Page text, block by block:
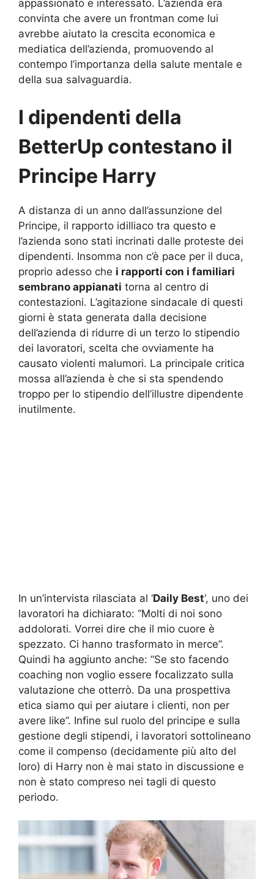
appassionato e interessato. L’azienda era
convinta che avere un frontman come lui
avrebbe aiutato la crescita economica e
mediatica dell’azienda, promuovendo al
contempo l’importanza della salute mentale e
della sua salvaguardia.
I dipendenti della
BetterUp contestano il
Principe Harry
A distanza di un anno dall’assunzione del
Principe, il rapporto idilliaco tra questo e
l’azienda sono stati incrinati dalle proteste dei
dipendenti. Insomma non c’è pace per il duca,
proprio adesso che i rapporti con i familiari
sembrano appianati torna al centro di
contestazioni. L’agitazione sindacale di questi
giorni è stata generata dalla decisione
dell’azienda di ridurre di un terzo lo stipendio
dei lavoratori, scelta che ovviamente ha
causato violenti malumori. La principale critica
mossa all’azienda è che si sta spendendo
troppo per lo stipendio dell’illustre dipendente
inutilmente.
In un’intervista rilasciata al ‘Daily Best‘, uno dei
lavoratori ha dichiarato: “Molti di noi sono
addolorati. Vorrei dire che il mio cuore è
spezzato. Ci hanno trasformato in merce”.
Quindi ha aggiunto anche: “Se sto facendo
coaching non voglio essere focalizzato sulla
valutazione che otterrò. Da una prospettiva
etica siamo qui per aiutare i clienti, non per
avere like”. Infine sul ruolo del principe e sulla
gestione degli stipendi, i lavoratori sottolineano
come il compenso (decidamente più alto del
loro) di Harry non è mai stato in discussione e
non è stato compreso nei tagli di questo
periodo.